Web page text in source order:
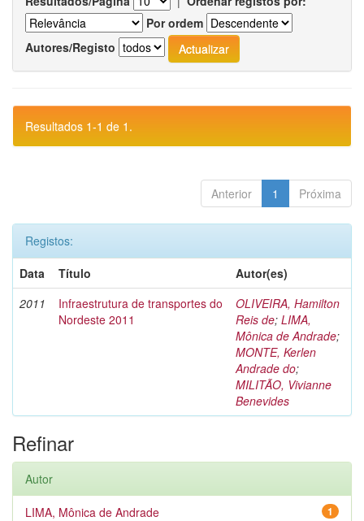
Por ordem
Autores/Registo
Resultados 1-1 de 1.
Anterior 1 Próxima
Registos:
Data
Título
Autor(es)
2011
Infraestrutura de transportes do
Nordeste 2011
OLIVEIRA, Hamilton
Reis de; LIMA,
Mônica de Andrade;
MONTE, Kerlen
Andrade do;
MILITÃO, Vivianne
Benevides
Refinar
Autor
1
LIMA, Mônica de Andrade